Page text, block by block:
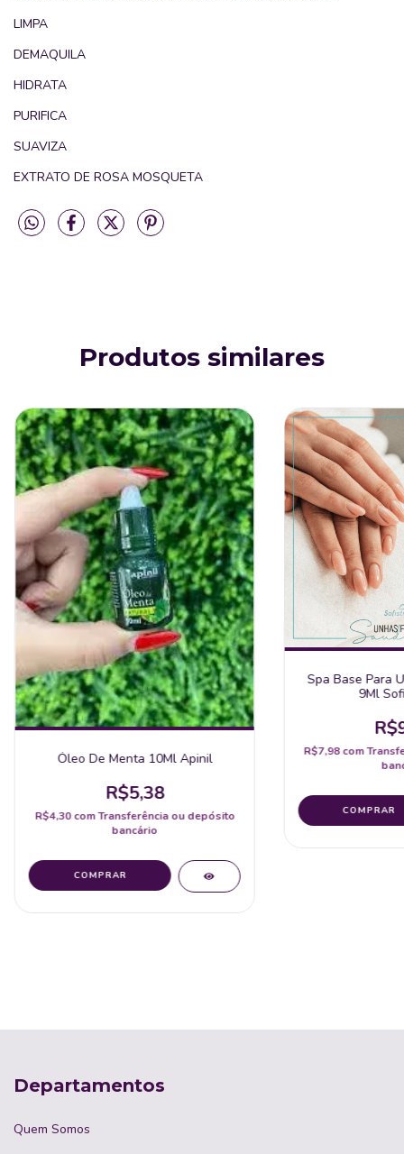
LIMPA
DEMAQUILA
HIDRATA
PURIFICA
SUAVIZA
EXTRATO DE ROSA MOSQUETA
Produtos similares
Óleo De Menta 10Ml Apinil
R$5,38
R$4,30comTransferência ou depósito
bancário
Spa Base Para
9Ml
R$7,98com
Departamentos
Quem Somos